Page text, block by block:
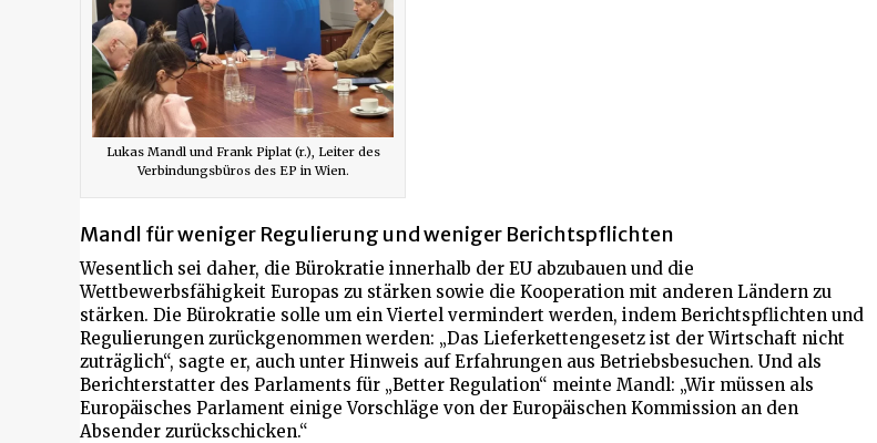
Lukas Mandl und Frank Piplat (r.), Leiter des
Verbindungsbüros des EP in Wien.
Mandl für weniger Regulierung und weniger Berichtspflichten
Wesentlich sei daher, die Bürokratie innerhalb der EU abzubauen und die
Wettbewerbsfähigkeit Europas zu stärken sowie die Kooperation mit anderen Ländern zu
stärken. Die Bürokratie solle um ein Viertel vermindert werden, indem Berichtspflichten und
Regulierungen zurückgenommen werden: „Das Lieferkettengesetz ist der Wirtschaft nicht
zuträglich“, sagte er, auch unter Hinweis auf Erfahrungen aus Betriebsbesuchen. Und als
Berichterstatter des Parlaments für „Better Regulation“ meinte Mandl: „Wir müssen als
Europäisches Parlament einige Vorschläge von der Europäischen Kommission an den
Absender zurückschicken.“